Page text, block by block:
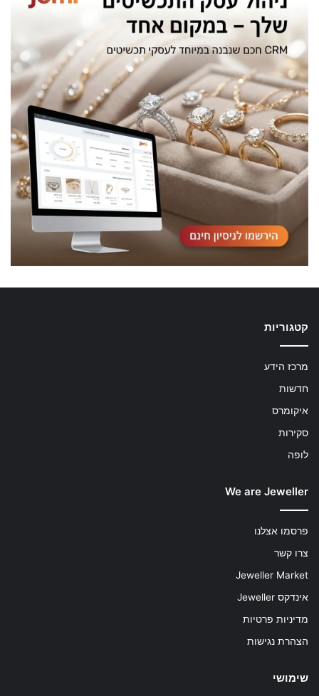
קטגוריות
מרכז הידע
חדשות
איקומרס
סקירות
לופה
We are Jeweller
פרסמו אצלנו
צרו קשר
Jeweller Market
אינדקס Jeweller
מדיניות פרטיות
הצהרת נגישות
שימושי